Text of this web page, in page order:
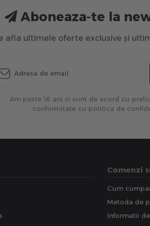
Aboneaza-te la
afla ultimele oferte exclusive și
Am peste 16 ani si sunt de acord cu
conformitate cu politica de
Comenzi
Cum
Metoda de
Informatii